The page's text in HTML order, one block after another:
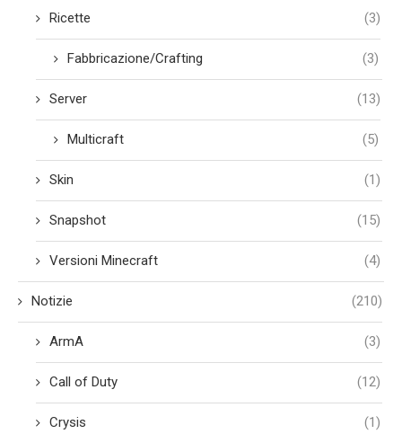
Ricette (3)
Fabbricazione/Crafting (3)
Server (13)
Multicraft (5)
Skin (1)
Snapshot (15)
Versioni Minecraft (4)
Notizie (210)
ArmA (3)
Call of Duty (12)
Crysis (1)